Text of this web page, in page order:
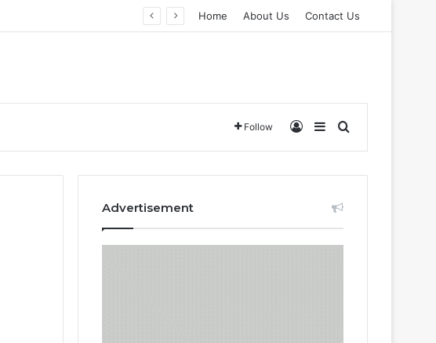
Home About Us Contact Us
Follow Log InSidebarSearch for
Advertisement